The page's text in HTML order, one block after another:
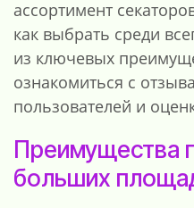
ассортимент
как выбрать среди
из ключевых
ознакомиться с
пользователей и
Преимущества
больших